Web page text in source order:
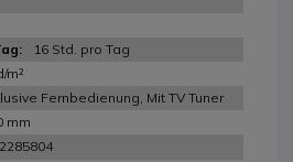
16 Std. pro Tag
m²
Fernbedienung, Mit TV Tuner
mm
2285804